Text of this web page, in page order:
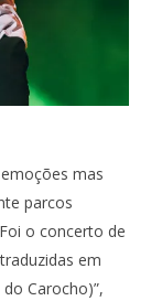
mas
parcos
o concerto de
em
Carocho)”,